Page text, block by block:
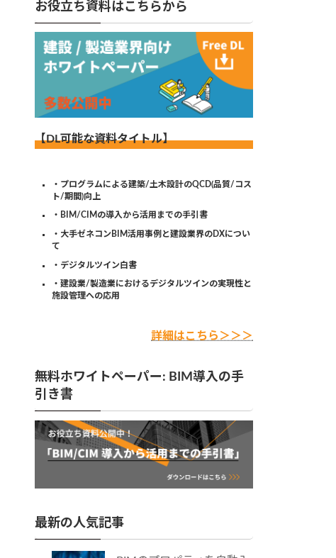
お役立ち資料はこちらから
【DL可能な資料タイトル】
・プログラムによる建築/土木設計のQCD(品質/コス
ト/期間)向上
・BIM/CIMの導入から活用までの手引書
・大手ゼネコンBIM活用事例と建設業界のDXについ
て
・デジタルツイン白書
・建設業/製造業におけるデジタルツインの実現性と
施設管理への応用
詳細はこちら＞＞＞
無料ホワイトペーパー: BIM導入の手
引き書
最新の人気記事